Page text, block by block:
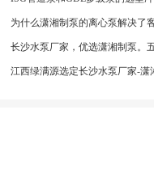
为什么潇湘制泵的离心泵解决了
长沙水泵厂家，优选潇湘制泵。
江西绿满源选定长沙水泵厂家-